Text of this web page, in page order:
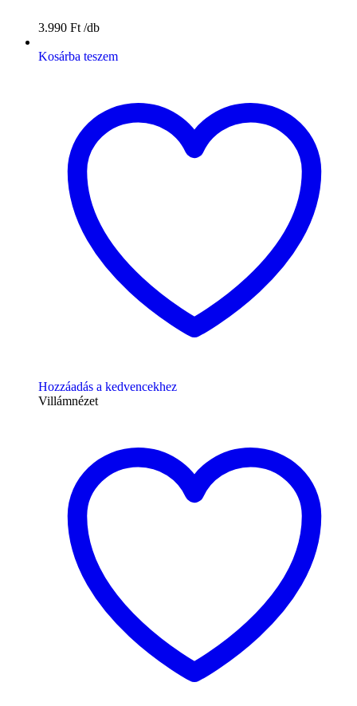
3.990 Ft
Kosárba teszem
Hozzáadás a kedvencekhez
Villámnézet